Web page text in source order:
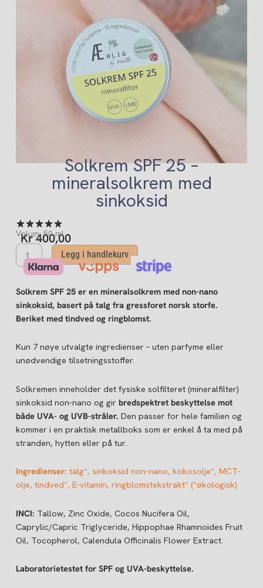
Solkrem SPF 25 –
mineralsolkrem med
sinkoksid
Kr400,00
Volum: 50 ml
Solkrem
SPF
25
–
mineralsolkrem
med
antall
Legg i handlekurv
Solkrem SPF 25 er en mineralsolkrem med non-nano
sinkoksid, basert på talg fra gressforet norsk storfe.
Beriket med tindved og ringblomst.
Kun 7 nøye utvalgte ingredienser – uten parfyme eller
unødvendige tilsetningsstoffer.
Solkremen inneholder det fysiske solfilteret (mineralfilter)
sinkoksid non-nano og gir bredspektret beskyttelse mot
både UVA- og UVB-stråler. Den passer for hele familien og
kommer i en praktisk metallboks som er enkel å ta med på
stranden, hytten eller på tur.
Ingredienser: talg*, sinkoksid non-nano, kokosolje*, MCT-
olje, tindved*, E-vitamin, ringblomstekstrakt* (*økologisk)
INCI: Tallow, Zinc Oxide, Cocos Nucifera Oil,
Caprylic/Capric Triglyceride, Hippophae Rhamnoides Fruit
Oil, Tocopherol, Calendula Officinalis Flower Extract.
Laboratorietestet for SPF og UVA-beskyttelse.